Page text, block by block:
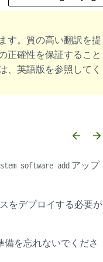
す。質の高い翻訳を提
正確性を保証すること
、英語版を参照してく
arrow_backward arrow_forward
software add アップ
をデプロイする必要が
備を忘れないでくださ